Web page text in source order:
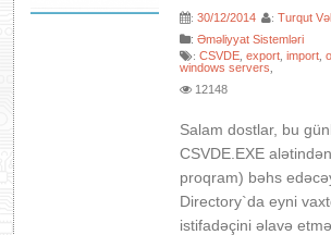
:30/12/2014 :Turqut
:Əməliyyat Sistemləri
:CSVDE ,export ,import ,
windows servers
12148
Salam dostlar, bu
CSVDE.EXE
proqram) bəhs
Directory`da eyni
istifadəçini əlavə